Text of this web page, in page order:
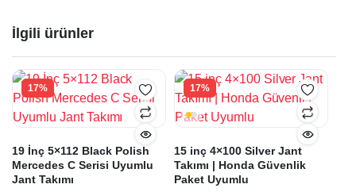
İlgili ürünler
17%
19 İnç 5×112 Black Polish
Mercedes C Serisi Uyumlu
Jant Takımı
17%
15 inç 4×100 Silver Jant
Takımı | Honda Güvenlik
Paket Uyumlu